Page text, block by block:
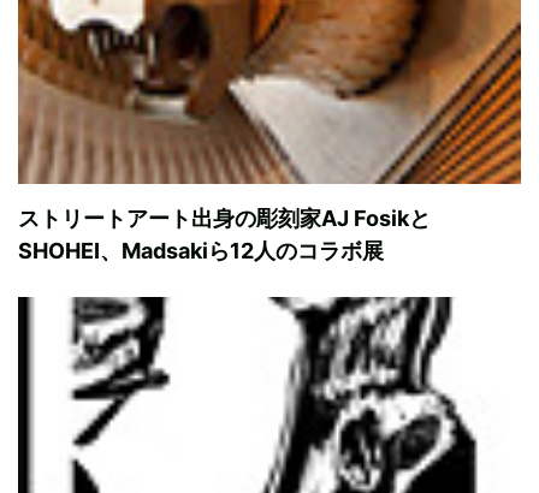
ストリートアート出身の彫刻家AJ Fosikと
SHOHEI、Madsakiら12人のコラボ展